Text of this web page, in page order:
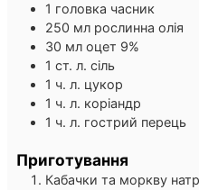
1 головка часник
250 мл рослинна олія
30 мл оцет 9%
1 ст. л. сіль
1 ч. л. цукор
1 ч. л. коріандр
1 ч. л. гострий перець
Приготування
Кабачки та моркву